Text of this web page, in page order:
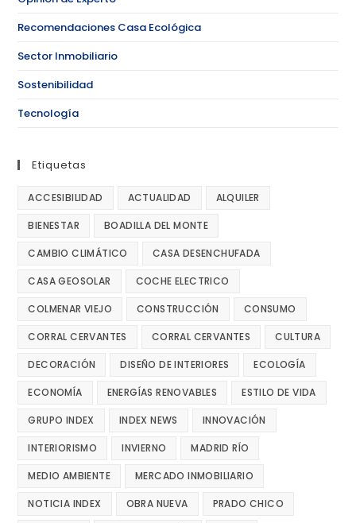
Recomendaciones Casa Ecológica
Sector Inmobiliario
Sostenibilidad
Tecnología
Etiquetas
ACCESIBILIDAD ACTUALIDAD ALQUILER
BIENESTAR BOADILLA DEL MONTE
CAMBIO CLIMÁTICO CASA DESENCHUFADA
CASA GEOSOLAR COCHE ELECTRICO
COLMENAR VIEJO CONSTRUCCIÓN CONSUMO
CORRAL CERVANTES CORRAL CERVANTES CULTURA
DECORACIÓN DISEÑO DE INTERIORES ECOLOGÍA
ECONOMÍA ENERGÍAS RENOVABLES ESTILO DE VIDA
GRUPO INDEX INDEX NEWS INNOVACIÓN
INTERIORISMO INVIERNO MADRID RÍO
MEDIO AMBIENTE MERCADO INMOBILIARIO
NOTICIA INDEX OBRA NUEVA PRADO CHICO